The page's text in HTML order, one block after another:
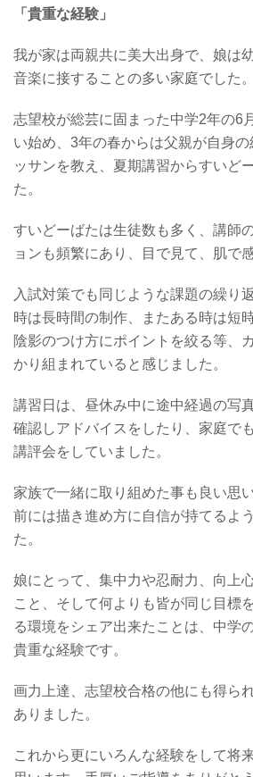
「貴重な経験」
我が家は両親共に美大出身で、娘は
音楽に接することの多い家庭でした。
志望校が総芸に固まった中学2年の6
い始め、3年の春からは父親が自身
ッサンを教え、夏期講習からすいど
た。
すいどーばたは生徒数も多く、講師
ョンも頻繁にあり、目で見て、肌で
入試対策でも同じような課題の繰り
時は長時間の制作、またある時は短
陰影のつけ方にポイントを絞る等、
かり組まれていると感じました。
講習日は、昼休み中に途中経過の写
確認しアドバイスをしたり、家庭で
講評会をしていました。
家族で一緒に取り組めた事も良い思
前には描き進め方に自信が持てるよ
た。
娘にとって、集中力や忍耐力、向上
こと、そして何よりも皆が同じ目標
る環境をシェア出来たことは、中学
貴重な経験です。
画力上達、志望校合格の他にも得ら
ありました。
これから更にいろんな経験をして将